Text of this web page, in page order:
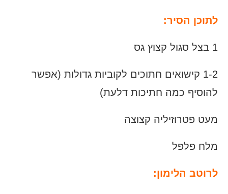
לתוכן הסיר:
1 בצל סגול קצוץ גס
1-2 קישואים חתוכים לקוביות גדולות (אפשר
להוסיף כמה חתיכות דלעת)
מעט פטרוזיליה קצוצה
מלח פלפל
לרוטב הלימון: